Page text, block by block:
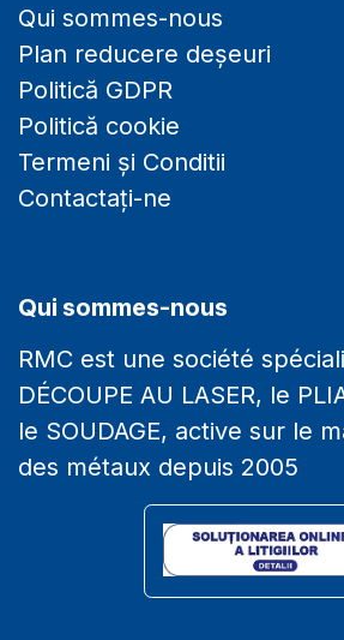
Qui sommes-nous
Plan reducere deșeuri
Politică GDPR
Politică cookie
Termeni și Conditii
Contactați-ne
Qui sommes-nous
RMC est une société
DÉCOUPE AU LASER, le
le SOUDAGE, active sur le
des métaux depuis 2005